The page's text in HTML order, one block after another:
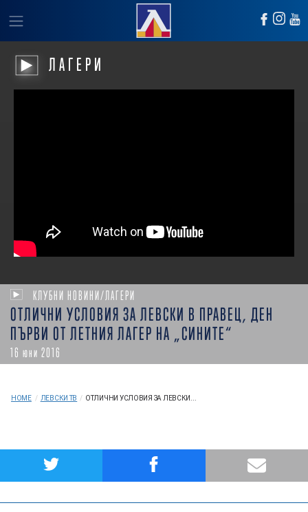
ЛАГЕРИ
КЛУБНИ НОВИНИ/ЛАГЕРИ
ОТЛИЧНИ УСЛОВИЯ ЗА ЛЕВСКИ В ПРАВЕЦ, ДЕН
ПЪРВИ ОТ ЛЕТНИЯ ЛАГЕР НА „СИНИТЕ“
16 юни 2016
HOME / ЛЕВСКИ ТВ / ОТЛИЧНИ УСЛОВИЯ ЗА ЛЕВСКИ...